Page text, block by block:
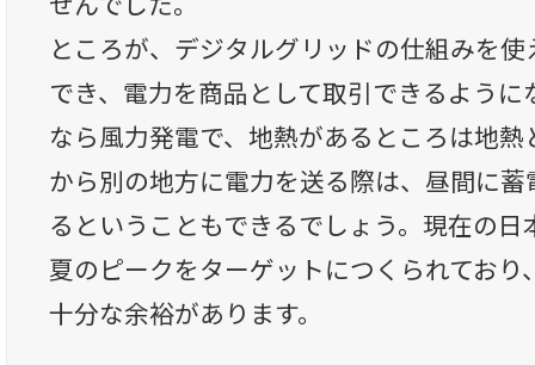
ところが、デジタルグリッドの仕組みを
でき、電力を商品として取引できるように
なら風力発電で、地熱があるところは地
から別の地方に電力を送る際は、昼間に蓄
るということもできるでしょう。現在の
夏のピークをターゲットにつくられており
十分な余裕があります。